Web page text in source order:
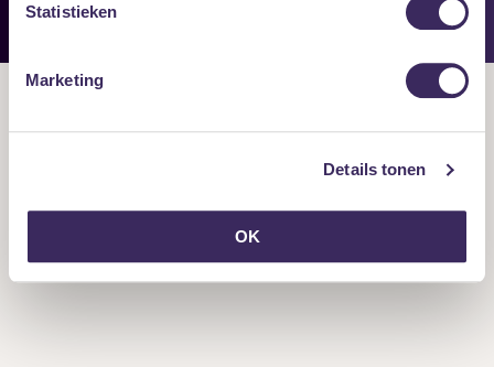
Statistieken
Marketing
Details tonen
OK